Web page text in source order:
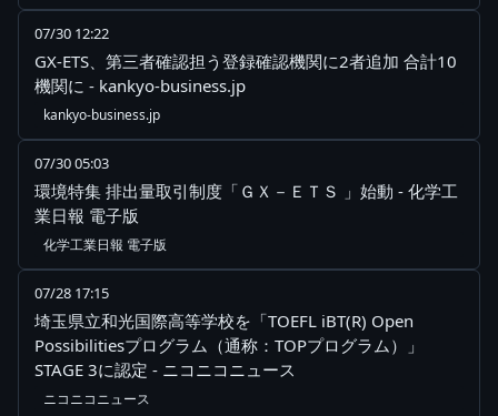
07/30 12:22
GX-ETS、第三者確認担う登録確認機関に2者追加 合計10
機関に - kankyo-business.jp
kankyo-business.jp
07/30 05:03
環境特集 排出量取引制度「ＧＸ－ＥＴＳ 」始動 - 化学工
業日報 電子版
化学工業日報 電子版
07/28 17:15
埼玉県立和光国際高等学校を「TOEFL iBT(R) Open
Possibilitiesプログラム（通称：TOPプログラム）」
STAGE 3に認定 - ニコニコニュース
ニコニコニュース